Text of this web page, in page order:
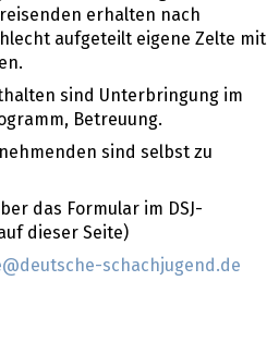
erhalten nach
aufgeteilt eigene Zelte mit
sind Unterbringung im
Betreuung.
sind selbst zu
das Formular im DSJ-
dieser Seite)
schachjugend.de